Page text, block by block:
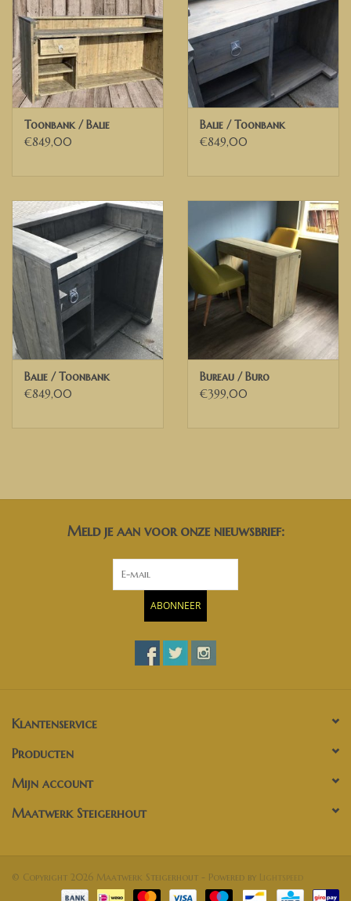
Hockers & Terrastafels
Opbergkisten
buy-gift-card
Zuilen & Pilaren
Toonbank / Balie
€849,00
Balie / Toonbank
€849,00
Balie / Toonbank
€849,00
Bureau / Buro
€399,00
Meld je aan voor onze nieuwsbrief:
ABONNEER
Klantenservice
Producten
Mijn account
Maatwerk Steigerhout
© Copyright 2026 Maatwerk Steigerhout - Powered by Lightspeed